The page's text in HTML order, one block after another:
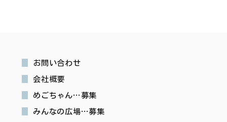
お問い合わせ
会社概要
めごちゃん…募集
みんなの広場…募集